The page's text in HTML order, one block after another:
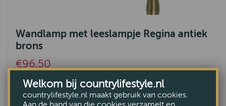
Wandlamp met leeslampje Regina antiek
brons
€96,50
Welkom bij countrylifestyle.nl
countrylifestyle.nl maakt gebruik van cookies.